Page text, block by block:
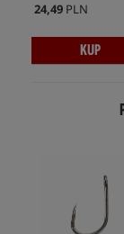
24,49 PLN
KUP